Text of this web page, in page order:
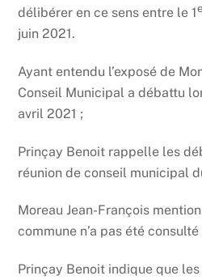
délibérer en ce sens entre le 1
juin 2021.
Ayant entendu l’exposé de
Conseil Municipal a débattu
avril 2021 ;
Prinçay Benoit rappelle les
réunion de conseil municipal
Moreau Jean-François
commune n’a pas été
Prinçay Benoit indique que